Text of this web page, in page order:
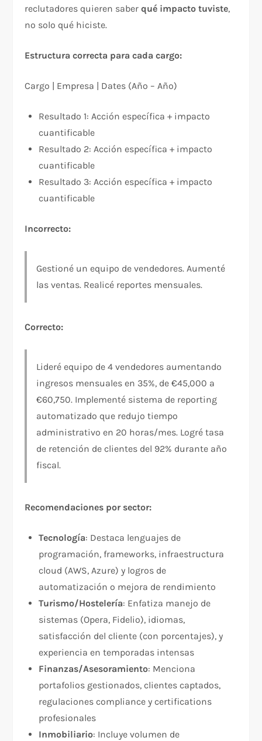
reclutadores quieren saberqué impacto tuviste,
no solo qué hiciste.
Estructura correcta para cada cargo:
Cargo | Empresa | Dates (Año – Año)
Resultado 1: Acción específica + impacto
cuantificable
Resultado 2: Acción específica + impacto
cuantificable
Resultado 3: Acción específica + impacto
cuantificable
Incorrecto:
Gestioné un equipo de vendedores. Aumenté
las ventas. Realicé reportes mensuales.
Correcto:
Lideré equipo de 4 vendedores aumentando
ingresos mensuales en 35%, de €45,000 a
€60,750. Implementé sistema de reporting
automatizado que redujo tiempo
administrativo en 20 horas/mes. Logré tasa
de retención de clientes del 92% durante año
fiscal.
Recomendaciones por sector:
Tecnología: Destaca lenguajes de
programación, frameworks, infraestructura
cloud (AWS, Azure) y logros de
automatización o mejora de rendimiento
Turismo/Hostelería: Enfatiza manejo de
sistemas (Opera, Fidelio), idiomas,
satisfacción del cliente (con porcentajes), y
experiencia en temporadas intensas
Finanzas/Asesoramiento: Menciona
portafolios gestionados, clientes captados,
regulaciones compliance y certifications
profesionales
Inmobiliario: Incluye volumen de